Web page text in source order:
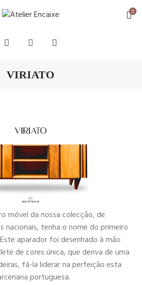
0
VIRIATO
móvel da nossa colecção, de
nacionais, tenha o nome do primeiro
aparador foi desenhado à mão
de cores única, que deriva de uma
fá-la liderar na perfeição esta
portuguesa.